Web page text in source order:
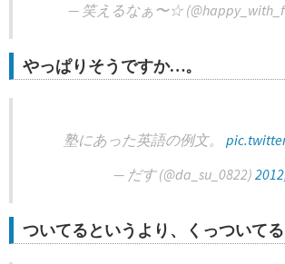
— 笑えるなぁ〜☆
やっぱりそうですか…。
塾にあった英語の例文。
— だす (@da_su_0822)
ついてるというより、くっついてる